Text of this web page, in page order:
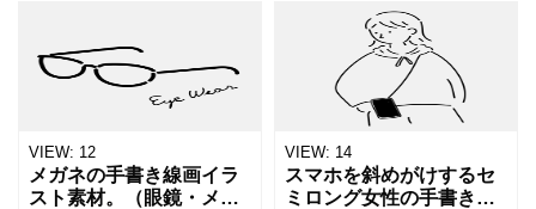
ッションやライフスタイ
ルを表現しています。
ノクロ・手書き）ラフで
抜け感のある手描きタッ
チが特徴で、韓国風デザ
インやカフェ系ビジュア
ルとも
VIEW: 12
メガネの手書き線画イラ
スト素材。（眼鏡・メガ
VIEW: 14
スマホを斜めがけするセ
ミロング女性の手書きイ